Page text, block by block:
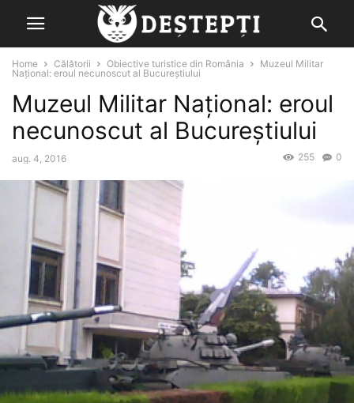
Home Călătorii Obiective turistice din România
Muzeul Militar
Național: eroul necunoscut al Bucureștiului
Muzeul Militar Național: eroul
necunoscut al Bucureștiului
aug. 4, 2016 0
255